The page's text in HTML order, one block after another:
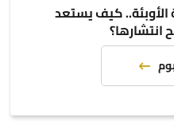
الأوبئة.. كيف يستعد
انتشارها؟